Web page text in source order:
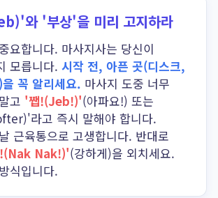
와 '부상'을 미리 고지하라
요합니다. 마사지사는 당신이
모릅니다. 시작 전, 아픈 곳(디스크,
꼭 알리세요. 마사지 도중 너무
고 '쨉!(Jeb!)'(아파요!) 또는
라고 즉시 말해야 합니다.
근육통으로 고생합니다. 반대로
Nak!)'(강하게)을 외치세요.
식입니다.